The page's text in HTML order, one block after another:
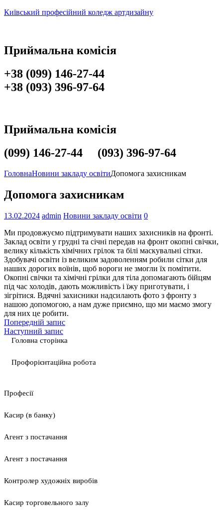
Київський професійний коледж артдизайну
Приймальна комісія
+38 (099) 146-27-44
+38 (093) 396-97-64
Приймальна комісія
(099) 146-27-44 (093) 396-97-64
ГоловнаНовини закладу освітиДопомога захисникам
Допомога захисникам
13.02.2024 admin Новини закладу освіти 0
Ми продовжуємо підтримувати наших захисників на фронті.
Заклад освіти у грудні та січні передав на фронт окопні свічки,
велику кількість хімічних грілок та білі маскувальні сітки.
Здобувачі освіти із великим задоволенням робили сітки для
наших дорогих воїнів, щоб вороги не змогли їх помітити.
Окопні свічки та хімічні грілки для тіла допомагають бійцям
під час холодів, дають можливість і їжу приготувати, і
зігрітися. Вдячні захисники надсилають фото з фронту з
нашою допомогою, а нам дуже приємно, що ми маємо змогу
для них це робити.
Попередній запис
Наступний запис
Головна сторінка
Профорієнтаційна робота
Професії
Касир (в банку)
Агент з постачання
Агент з постачання
Контролер художніх виробів
Касир торговельного залу